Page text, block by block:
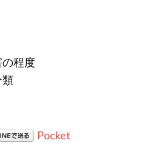
程度
類
Pocket